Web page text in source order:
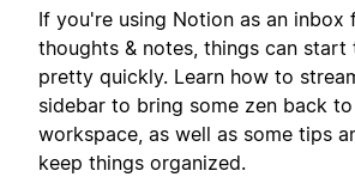
If you're using Notion as an inbox
thoughts & notes, things can
pretty quickly. Learn how to
sidebar to bring some zen back
workspace, as well as some tips
keep things organized.